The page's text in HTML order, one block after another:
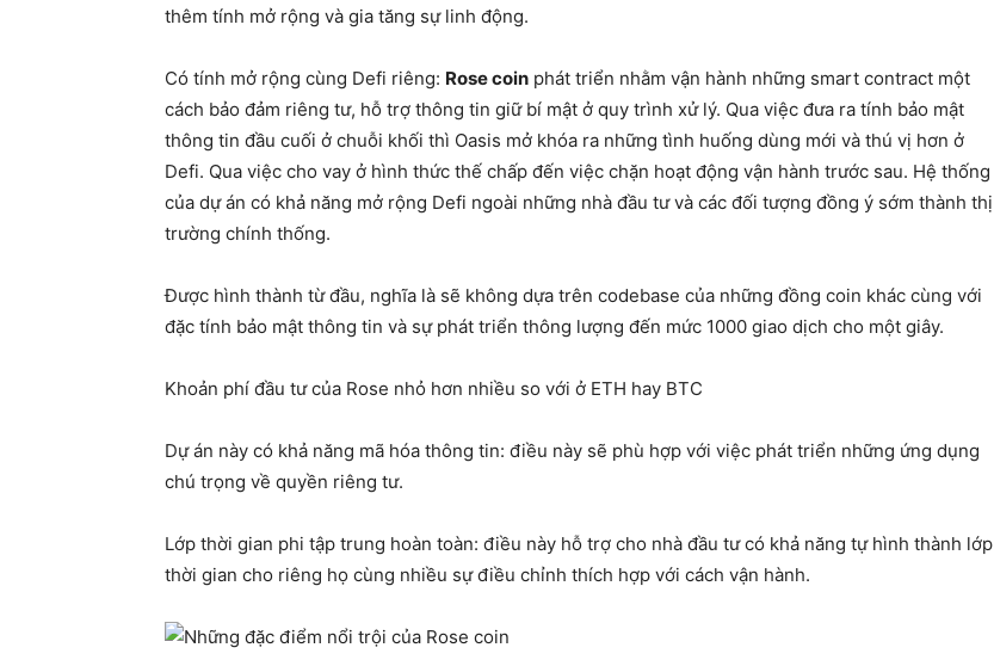
thêm tính mở rộng và gia tăng sự linh động.
Có tính mở rộng cùng Defi riêng: Rose coin phát triển nhằm vận hành những smart contract một
cách bảo đảm riêng tư, hỗ trợ thông tin giữ bí mật ở quy trình xử lý. Qua việc đưa ra tính bảo mật
thông tin đầu cuối ở chuỗi khối thì Oasis mở khóa ra những tình huống dùng mới và thú vị hơn ở
Defi. Qua việc cho vay ở hình thức thế chấp đến việc chặn hoạt động vận hành trước sau. Hệ thống
của dự án có khả năng mở rộng Defi ngoài những nhà đầu tư và các đối tượng đồng ý sớm thành thị
trường chính thống.
Được hình thành từ đầu, nghĩa là sẽ không dựa trên codebase của những đồng coin khác cùng với
đặc tính bảo mật thông tin và sự phát triển thông lượng đến mức 1000 giao dịch cho một giây.
Khoản phí đầu tư của Rose nhỏ hơn nhiều so với ở ETH hay BTC
Dự án này có khả năng mã hóa thông tin: điều này sẽ phù hợp với việc phát triển những ứng dụng
chú trọng về quyền riêng tư.
Lớp thời gian phi tập trung hoàn toàn: điều này hỗ trợ cho nhà đầu tư có khả năng tự hình thành lớp
thời gian cho riêng họ cùng nhiều sự điều chỉnh thích hợp với cách vận hành.